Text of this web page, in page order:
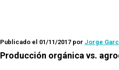
Publicado el 01/11/2017 por Jorge
Producción orgánica vs.